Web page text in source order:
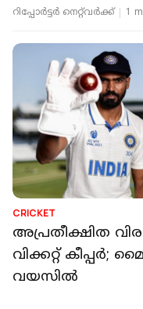
റിപ്പോർട്ടർ നെറ്റ്‌വര്‍ക്ക്‌ 1
CRICKET
അപ്രതീക്ഷിത
വിക്കറ്റ് കീപ്പർ;
വയസിൽ